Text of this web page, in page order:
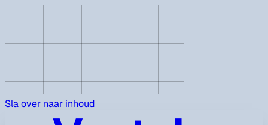
Sla over naar inhoud